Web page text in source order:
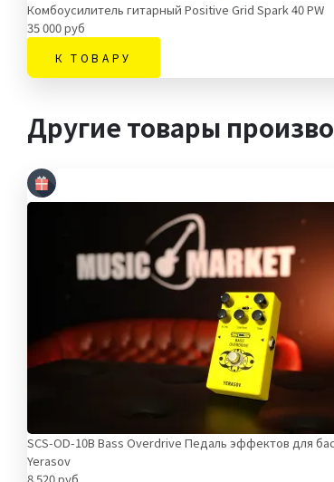
Комбоусилитель гитарный Positive Grid Spark 40 PW
35 000 руб
К ТОВАРУ
Другие товары
SCS-OD-10B Bass Overdrive Педаль эффектов для
Yerasov